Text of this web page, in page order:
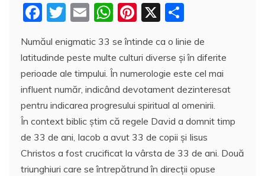
F
a
c
e
b
o
o
k
T
itt
er
E
ai
l
W
at
s
A
p
p
Pi
er
e
st
X
rt
aj
e
a
z
ă
Număul enigmatic 33 se întinde ca o linie de
latitudinde peste multe culturi diverse şi în diferite
perioade ale timpului. În numerologie este cel mai
influent număr, indicând devotament dezinteresat
pentru indicarea progresului spiritual al omenirii.
În context biblic ştim că regele David a domnit timp
de 33 de ani, Iacob a avut 33 de copii şi Iisus
Christos a fost crucificat la vârsta de 33 de ani. Două
triunghiuri care se întrepătrund în direcţii opuse